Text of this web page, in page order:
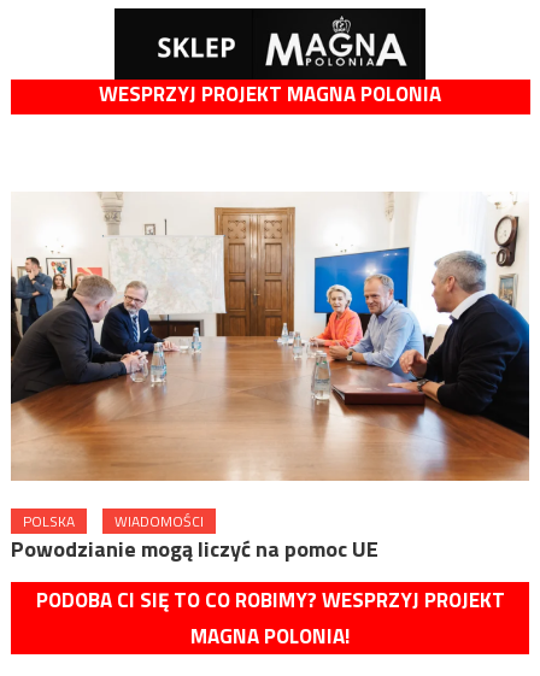
WESPRZYJ PROJEKT MAGNA POLONIA
POLSKA WIADOMOŚCI
Powodzianie mogą liczyć na pomoc UE
PODOBA CI SIĘ TO CO ROBIMY? WESPRZYJ PROJEKT
MAGNA POLONIA!